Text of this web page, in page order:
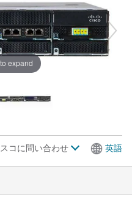
expand
コに問い合わせ 英語